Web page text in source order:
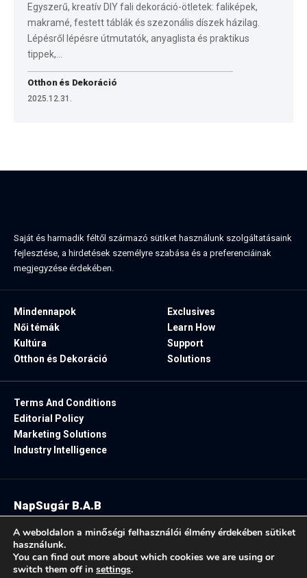
Egyszerű, kreatív DIY fali dekoráció-ötletek: faliképek,
makramé, festett táblák és szezonális díszek házilag.
Lépésről lépésre útmutatók, anyaglista és praktikus
tippek,…
Otthon és Dekoráció
2025.12.31.
Saját és harmadik féltől származó sütiket használunk szolgáltatásaink
fejlesztése, a hirdetések személyre szabása és a preferenciáinak
megjegyzése érdekében.
Mindennapok
Női témák
Kultúra
Otthon és Dekoráció
Exclusives
Learn How
Support
Solutions
Terms And Conditions
Editorial Policy
Marketing Solutions
Industry Intelligence
Follow US:
NapSugár B.A.B
A weboldalon a minőségi felhasználói élmény érdekében sütiket
használunk.
You can find out more about which cookies we are using or
switch them off in settings.